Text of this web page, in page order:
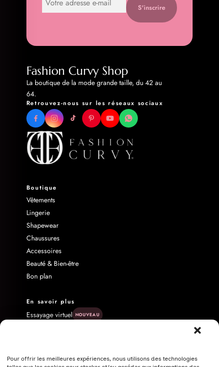
Pour offrir les meilleures expériences, nous utilisons des technologies
S'inscrire
Fashion Curvy Shop
La boutique de la mode grande taille, du 42 au
64.
Retrouvez-nous sur les réseaux sociaux
Boutique
Vêtements
Lingerie
Shapewear
Chaussures
Accessoires
Beauté & Bien-être
Bon plan
En savoir plus
Essayage virtuel NOUVEAU